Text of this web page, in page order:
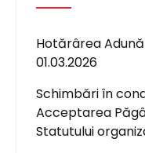
Hotărârea
01.03.2026
Schimbări în
Acceptarea
Statutului